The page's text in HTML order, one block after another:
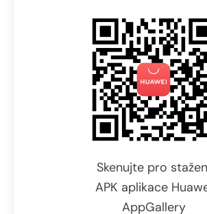
Skenujte pro
APK aplikace
AppGallery